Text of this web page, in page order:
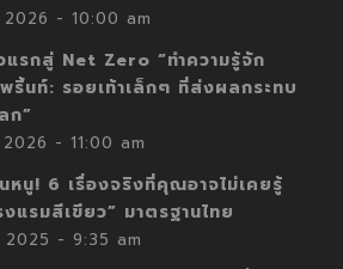
2026 - 10:00 am
แรกสู่ Net Zero “ทำความรู้จัก
ริ้นท์: รอยเท้าเล็กๆ ที่ส่งผลกระทบ
ก”
- 11:00 am
หนู! 6 เรื่องจริงที่คุณอาจไม่เคยรู้
งแรมสีเขียว” มาตรฐานไทย
2025 - 9:35 am